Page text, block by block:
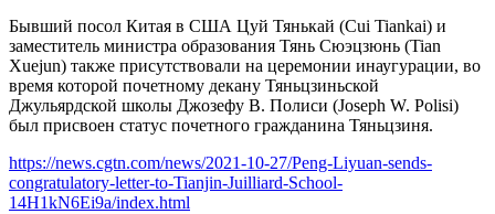
Бывший посол Китая в США Цуй Тянькай (Cui Tiankai) и
заместитель министра образования Тянь Сюэцзюнь (Tian
Xuejun) также присутствовали на церемонии инаугурации, во
время которой почетному декану Тяньцзиньской
Джульярдской школы Джозефу В. Полиси (Joseph W. Polisi)
был присвоен статус почетного гражданина Тяньцзиня.
https://news.cgtn.com/news/2021-10-27/Peng-Liyuan-sends-
congratulatory-letter-to-Tianjin-Juilliard-School-
14H1kN6Ei9a/index.html